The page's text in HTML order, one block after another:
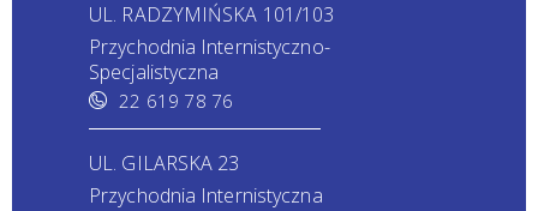
UL. RADZYMIŃSKA 101/103
Przychodnia Internistyczno-
Specjalistyczna
22 619 78 76
UL. GILARSKA 23
Przychodnia Internistyczna